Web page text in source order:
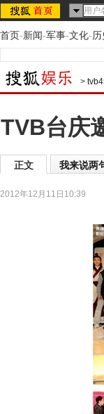
首页-新闻-军事-文化-历
>
TVB台庆
正文 我来说两
2012年12月11日10:39